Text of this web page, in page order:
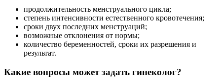
продолжительность менструального цикла;
степень интенсивности естественного кровотечения;
сроки двух последних менструаций;
возможные отклонения от нормы;
количество беременностей, сроки их разрешения и
результат.
Какие вопросы может задать гинеколог?